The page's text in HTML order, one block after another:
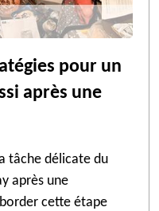
pour un
après une
tâche délicate du
après une
cette étape